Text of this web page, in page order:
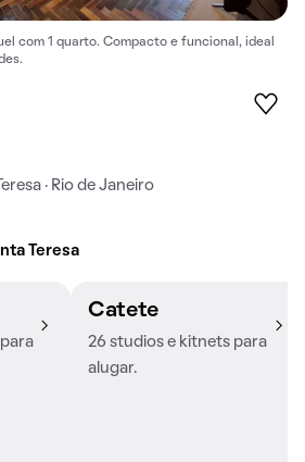
com 1 quarto. Compacto e funcional, ideal
· Rio de Janeiro
Teresa
Catete
26 studios e kitnets para
alugar.